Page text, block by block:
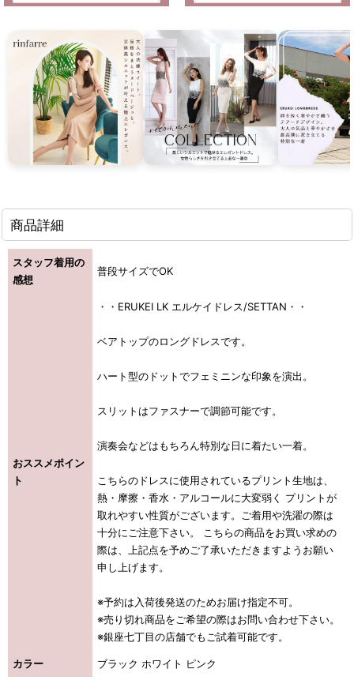
商品詳細
スタッフ着用の
感想
普段サイズでOK
おススメポイン
ト
・・ERUKEI LK エルケイドレス/SETTAN・・
ベアトップのロングドレスです。
ハート型のドットでフェミニンな印象を演出。
スリットはファスナーで調節可能です。
演奏会などはもちろん特別な日に着たい一着。
こちらのドレスに使用されているプリント生地は、
熱・摩擦・香水・アルコールに大変弱く プリントが
取れやすい性質がございます。ご着用や洗濯の際は
十分にご注意下さい。 こちらの商品をお買い求めの
際は、上記点を予めご了承いただきますようお願い
申し上げます。
※予約は入荷後発送のためお届け指定不可。
※売り切れ商品をご希望の際はお問い合わせ下さい。
※銀座七丁目の店舗でもご試着可能です。
カラー ブラック ホワイト ピンク